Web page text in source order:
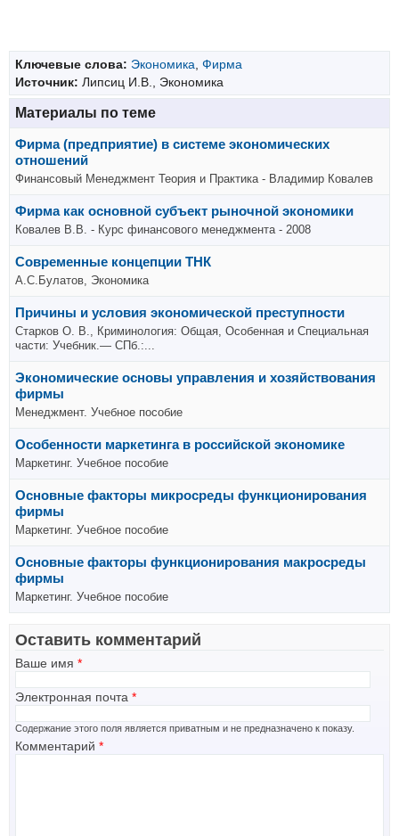
Ключевые слова: Экономика Фирма
Источник: Липсиц И.В., Экономика
Материалы по теме
Фирма (предприятие) в системе экономических
отношений
Финансовый Менеджмент Теория и Практика - Владимир Ковалев
Фирма как основной субъект рыночной экономики
Ковалев В.В. - Курс финансового менеджмента - 2008
Современные концепции ТНК
А.С.Булатов, Экономика
Причины и условия экономической преступности
Старков О. В., Криминология: Общая, Особенная и Специальная
части: Учебник.— СПб.:...
Экономические основы управления и хозяйствования
фирмы
Менеджмент. Учебное пособие
Особенности маркетинга в российской экономике
Маркетинг. Учебное пособие
Основные факторы микросреды функционирования
фирмы
Маркетинг. Учебное пособие
Основные факторы функционирования макросреды
фирмы
Маркетинг. Учебное пособие
Оставить комментарий
Ваше имя *
Электронная почта *
Содержание этого поля является приватным и не предназначено к показу.
Комментарий *